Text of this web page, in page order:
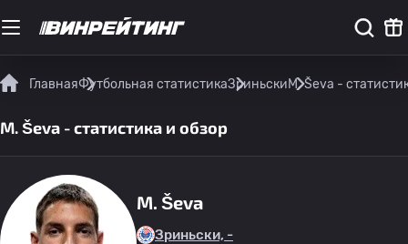
ГлавнаяФутбольная статистикаЗриньскиM. Ševa -
M. Ševa - статистика и обзор
M. Ševa
Зриньски, -